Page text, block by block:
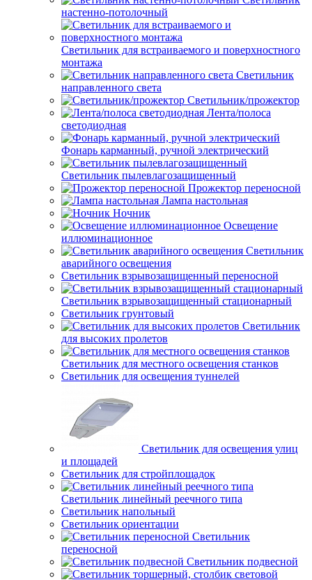
настенно-потолочный
Светильник для встраиваемого и поверхностного
монтажа
Светильник
направленного света
Светильник/прожектор
Лента/полоса
светодиодная
Фонарь карманный, ручной электрический
Светильник пылевлагозащищенный
Прожектор переносной
Лампа настольная
Ночник
Освещение
иллюминационное
Светильник
аварийного освещения
Светильник взрывозащищенный переносной
Светильник взрывозащищенный стационарный
Светильник грунтовый
Светильник
для высоких пролетов
Светильник для местного освещения станков
Светильник для освещения туннелей
Светильник для освещения улиц
и площадей
Светильник для стройплощадок
Светильник линейный реечного типа
Светильник напольный
Светильник ориентации
Светильник
переносной
Светильник подвесной